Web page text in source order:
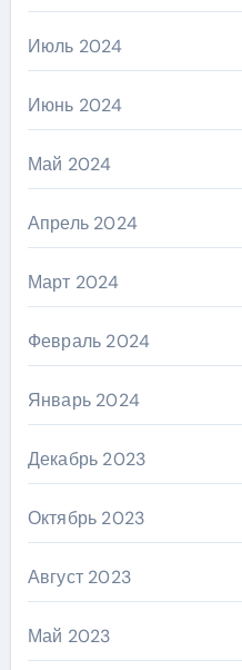
Июль 2024
Июнь 2024
Май 2024
Апрель 2024
Март 2024
Февраль 2024
Январь 2024
Декабрь 2023
Октябрь 2023
Август 2023
Май 2023